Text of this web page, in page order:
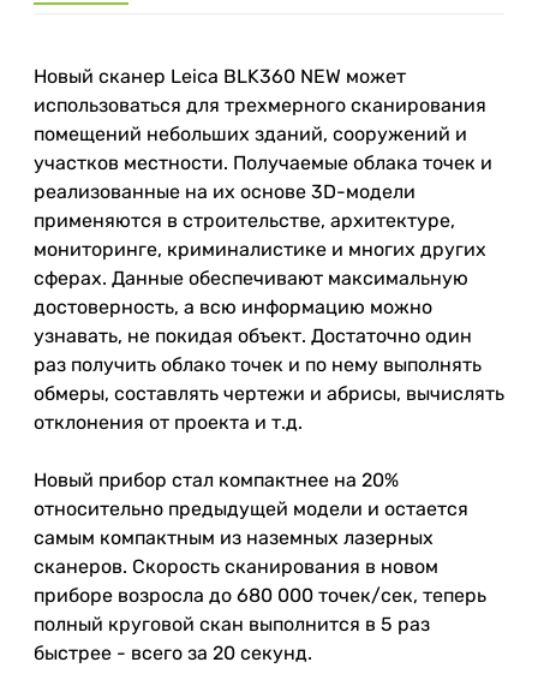
Новый сканер Leica BLK360 NEW может
использоваться для трехмерного сканирования
помещений небольших зданий, сооружений и
участков местности. Получаемые облака точек и
реализованные на их основе 3D-модели
применяются в строительстве, архитектуре,
мониторинге, криминалистике и многих других
сферах. Данные обеспечивают максимальную
достоверность, а всю информацию можно
узнавать, не покидая объект. Достаточно один
раз получить облако точек и по нему выполнять
обмеры, составлять чертежи и абрисы, вычислять
отклонения от проекта и т.д.
Новый прибор стал компактнее на 20%
относительно предыдущей модели и остается
самым компактным из наземных лазерных
сканеров. Скорость сканирования в новом
приборе возросла до 680 000 точек/сек, теперь
полный круговой скан выполнится в 5 раз
быстрее - всего за 20 секунд.